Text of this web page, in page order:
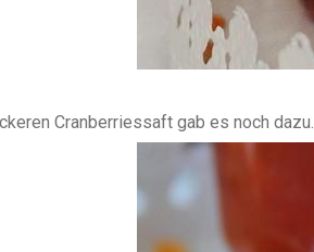
Cranberriessaft gab es noch dazu.